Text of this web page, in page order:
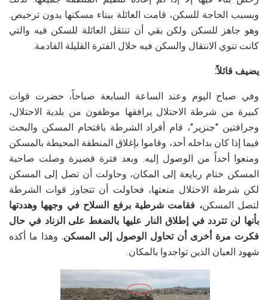
وبسبب الحاجة للسكن، قامت العائلة ببناء مسكنها بدون ترخيص.
وهو جاهز للسكن ولكن بقي أن تنتقل العائلة للسكن فيه والتي
كانت تنوي الانتقال والسكن فيه خلال الفترة القليلة القادمة.
يضيف قائلاً:
وفي صباح اليوم وعند الساعة السابعة صباحاً، حضرت قوات
كبيرة من شرطة الاحتلال يرافقها موظفون من بلدية الاحتلال،
وجرافتين "جنزير"، قام أفراد الشرطة باقتحام المسكن والبحث
فيما إذا كان بداخله أحد، وقاموا بإغلاق المنطقة المحيطة بالمسكن
ومنعوا أحداً من الوصول إليه. وبعد فترة قصيرة وصلت صاحبة
المسكن ختام ربايعة إلى المكان، وحاولت أن تصل إلى المسكن
لكن شرطة الاحتلال منعتها، فحاولت أن تتجاوز قوات الشرطة
لتصل المسكن، فقامت شرطية برفع السلاح في وجهها وهددتها
بأنها لن تتردد في إطلاق النار عليها بالضغط على الزناد في حال
فكرت مرة أخرى أن تحاول الوصول إلى المسكن.وهذا ما أكده
شهود العيان الذين تواجدوا بالمكان.